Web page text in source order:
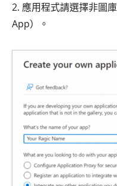
2. 應用程式請選擇非圖
App）。